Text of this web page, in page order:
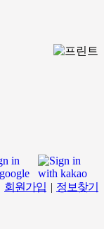
회원가입 | 정보찾기